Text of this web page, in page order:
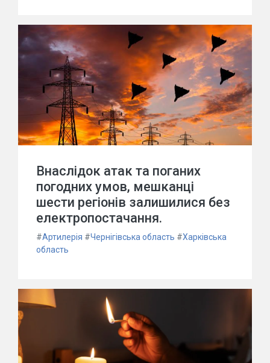
Внаслідок атак та поганих
погодних умов, мешканці
шести регіонів залишилися без
електропостачання.
#Артилерія #Чернігівська область #Харківська
область